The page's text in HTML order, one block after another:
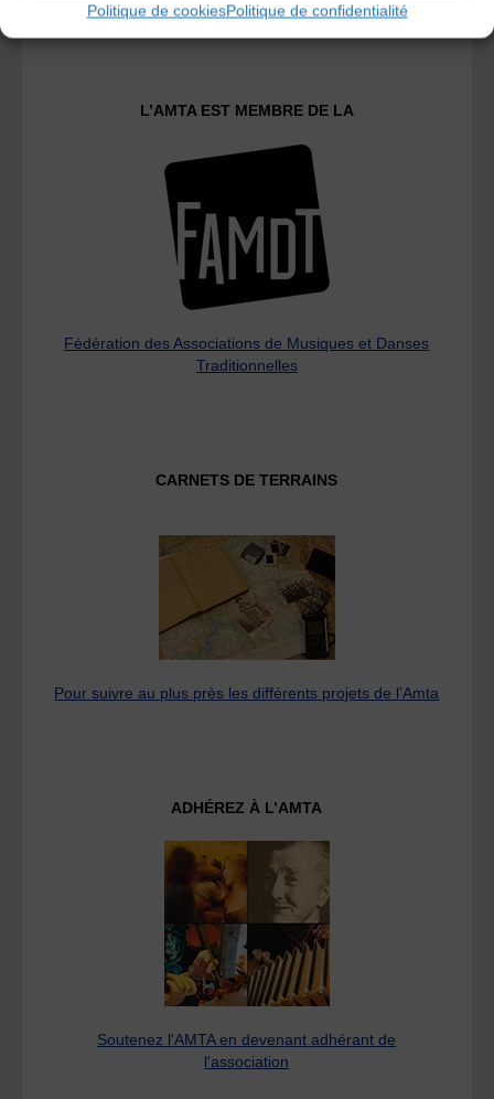
Politique de cookiesPolitique de confidentialité
L’AMTA EST MEMBRE DE LA
Fédération des Associations de Musiques et Danses
Traditionnelles
CARNETS DE TERRAINS
Pour suivre au plus près les différents projets de l’Amta
ADHÉREZ À L’AMTA
Soutenez l'AMTA en devenant adhérant de
l'association